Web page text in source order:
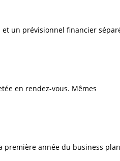
et un prévisionnel financier
en rendez-vous. Mêmes
première année du business plan